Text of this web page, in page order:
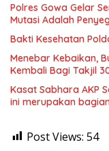
Polres Gowa Gelar
Mutasi Adalah
Bakti Kesehatan
Menebar Kebaikan,
Kembali Bagi Takjil
Kasat Sabhara AKP
ini merupakan
Post Views: 54